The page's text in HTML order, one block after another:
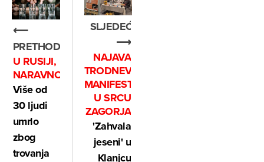
⟵
PRETHODNO
U RUSIJI,
NARAVNO...
Više od
30 ljudi
umrlo
zbog
trovanja
SLJEDEĆE
⟶
NAJAVA
TRODNEVNE
MANIFESTACIJE
U SRCU
ZAGORJA
'Zahvala
jeseni' u
Klanjcu